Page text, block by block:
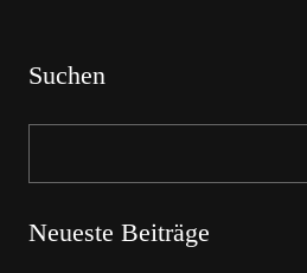
Suchen
Neueste Beiträge